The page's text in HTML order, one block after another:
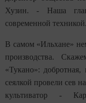
Хузин. - Наша
современной техникой.
В самом «Ильхане»
производства.
«Тукано»:
сеялкой провели сев
культиватор -